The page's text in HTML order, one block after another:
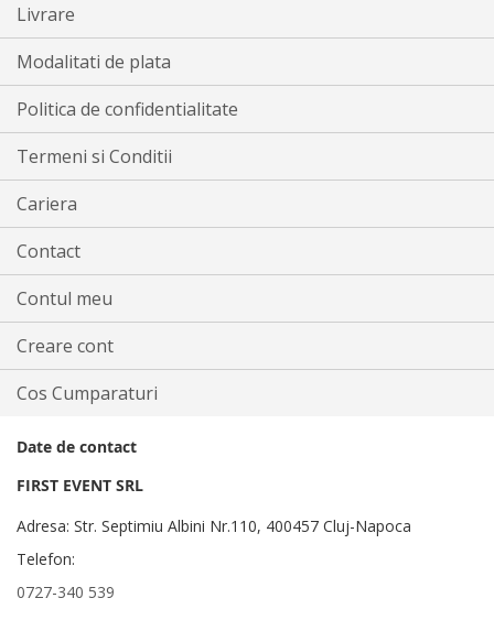
Livrare
Modalitati de plata
Politica de confidentialitate
Termeni si Conditii
Cariera
Contact
Contul meu
Creare cont
Cos Cumparaturi
Date de contact
FIRST EVENT SRL
Adresa: Str. Septimiu Albini Nr.110, 400457 Cluj-Napoca
Telefon:
0727-340 539